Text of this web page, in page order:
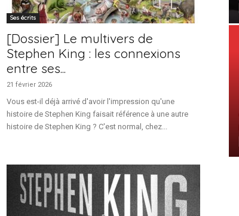
Ses écrits
[Dossier] Le multivers de
Stephen King : les connexions
entre ses...
21 février 2026
Vous est-il déjà arrivé d'avoir l'impression qu'une
histoire de Stephen King faisait référence à une autre
histoire de Stephen King ? C'est normal, chez...